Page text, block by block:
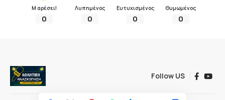
Μ αρέσει!
0
Λυπημένος
0
Ευτυχισμένος
0
Θυμωμένος
0
Follow US